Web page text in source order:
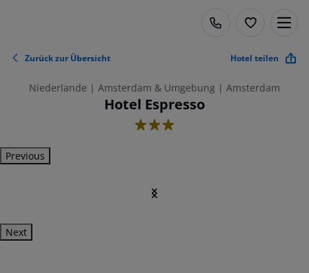
Zurück zur Übersicht Hotel teilen
Niederlande | Amsterdam & Umgebung | Amsterdam
Hotel Espresso
3
Previous
Next